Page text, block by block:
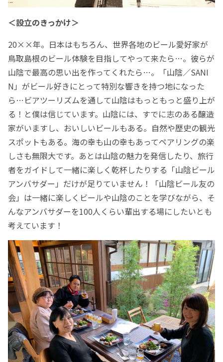
＜設立のきっかけ＞
20××年。日本はもちろん、世界各地のビール愛好家が
鳥取島根のビール体験を目指してやって来たら…。彼らが
山陰で最高の思い出を作ってくれたら…。「山陰／SANI
N」がビール好きにとって特別な響きを持つ地になった
ら…ビアツーリズムを通して山陰はもっともっと盛り上が
る！と僕は信じています。山陰には、すでに志のある醸造
家がいますし、おいしいビールもある。自然や歴史の観光
スポットもある。海の幸も山の幸もあってペアリングの楽
しさも無限大です。あとは山陰の魅力を発信したり、旅行
者をガイドして一緒に楽しく乾杯したりする「山陰ビール
アンバサダー」だけが足りていません！「山陰ビール友の
会」は一緒に楽しくビールや山陰のことを学びながら、そ
んなアンバサダーを100人くらい輩出する場にしたいとも
考えています！